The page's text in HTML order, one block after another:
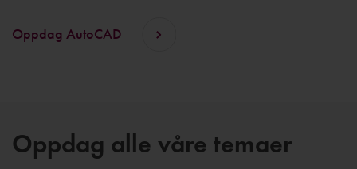
Oppdag AutoCAD
Oppdag alle våre temaer